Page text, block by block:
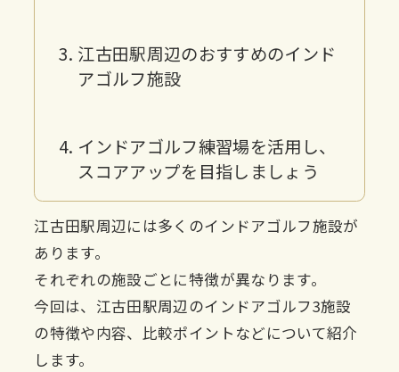
江古田駅周辺のおすすめのインド
アゴルフ施設
インドアゴルフ練習場を活用し、
スコアアップを目指しましょう
江古田駅周辺には多くのインドアゴルフ施設が
あります。
それぞれの施設ごとに特徴が異なります。
今回は、江古田駅周辺のインドアゴルフ3施設
の特徴や内容、比較ポイントなどについて紹介
します。